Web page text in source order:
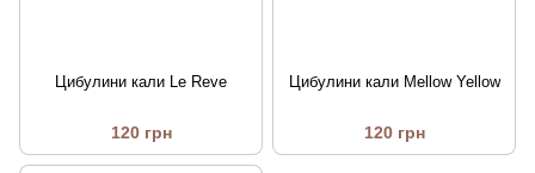
Цибулини кали Le Reve
120 грн
Цибулини кали Mellow Yellow
120 грн